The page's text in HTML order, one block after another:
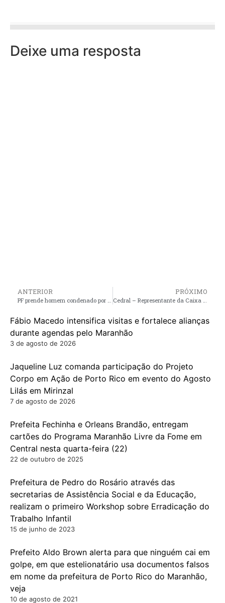
Deixe uma resposta
ANTERIOR PRÓXIMO
Fábio Macedo intensifica visitas e fortalece alianças
durante agendas pelo Maranhão
3 de agosto de 2026
Jaqueline Luz comanda participação do Projeto
Corpo em Ação de Porto Rico em evento do Agosto
Lilás em Mirinzal
7 de agosto de 2026
Prefeita Fechinha e Orleans Brandão, entregam
cartões do Programa Maranhão Livre da Fome em
Central nesta quarta-feira (22)
22 de outubro de 2025
Prefeitura de Pedro do Rosário através das
secretarias de Assistência Social e da Educação,
realizam o primeiro Workshop sobre Erradicação do
Trabalho Infantil
15 de junho de 2023
Prefeito Aldo Brown alerta para que ninguém cai em
golpe, em que estelionatário usa documentos falsos
em nome da prefeitura de Porto Rico do Maranhão,
veja
10 de agosto de 2021